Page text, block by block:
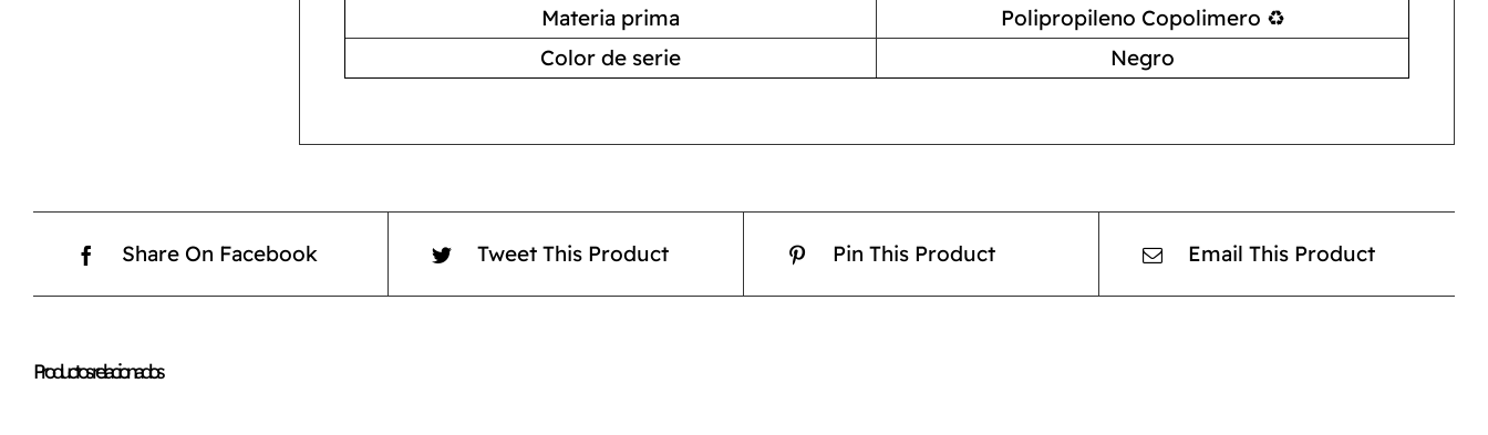
Materia prima
Polipropileno Copolimero ♻
Color de serie
Negro
Share On Facebook Tweet This Product Pin This Product Email This Product
Productos relacionados